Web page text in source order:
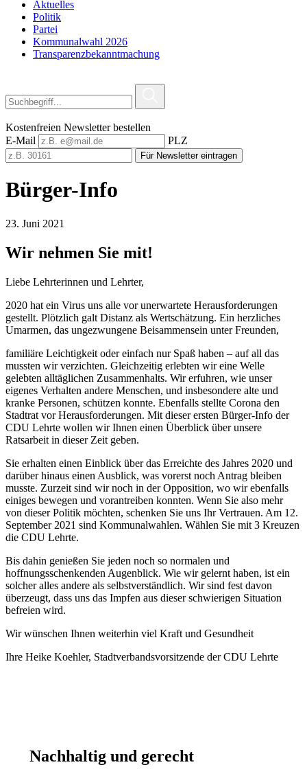
Aktuelles
Politik
Partei
Kommunalwahl 2026
Transparenzbekanntmachung
Kostenfreien Newsletter bestellen
E-Mail
PLZ
Für Newsletter eintragen
Bürger-Info
23. Juni 2021
Wir nehmen Sie mit!
Liebe Lehrterinnen und Lehrter,
2020 hat ein Virus uns alle vor unerwartete Herausforderungen
gestellt. Plötzlich galt Distanz als Wertschätzung. Ein herzliches
Umarmen, das ungezwungene Beisammensein unter Freunden,
familiäre Leichtigkeit oder einfach nur Spaß haben – auf all das
mussten wir verzichten. Gleichzeitig erlebten wir eine Welle
gelebten alltäglichen Zusammenhalts. Wir erfuhren, wie unser
eigenes Verhalten andere Menschen, und insbesondere alte und
kranke Personen, schützen konnte. Ebenfalls stellte Corona den
Stadtrat vor Herausforderungen. Mit dieser ersten Bürger-Info der
CDU Lehrte wollen wir Ihnen einen Überblick über unsere
Ratsarbeit in dieser Zeit geben.
Sie erhalten einen Einblick über das Erreichte des Jahres 2020 und
darüber hinaus einen Ausblick, was vorerst noch Antrag bleiben
musste. Zurzeit sind wir noch in der Opposition, wo wir ebenfalls
einiges bewegen und vorantreiben konnten. Wenn Sie also mehr
von dieser Politik möchten, schenken Sie uns Ihr Vertrauen. Am 12.
September 2021 sind Kommunalwahlen. Wählen Sie mit 3 Kreuzen
die CDU Lehrte.
Bis dahin genießen Sie jeden noch so normalen und
hoffnungsschenkenden Augenblick. Wie wir gelernt haben, ist ein
solcher alles andere als selbstverständlich. Wir sind fest davon
überzeugt, dass uns das Impfen aus dieser schwierigen Situation
befreien wird.
Wir wünschen Ihnen weiterhin viel Kraft und Gesundheit
Ihre Heike Koehler, Stadtverbandsvorsitzende der CDU Lehrte
Nachhaltig und gerecht